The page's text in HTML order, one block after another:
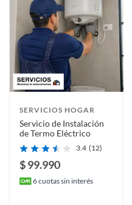
SERVICIOS HOGAR
Servicio de Instalación
de Termo Eléctrico
3.4 (12)
$ 99.990
6cuotas sin interés